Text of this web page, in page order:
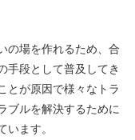
の場を作れるため、合
手段として普及してき
とが原因で様々なトラ
ブルを解決するために
ます。